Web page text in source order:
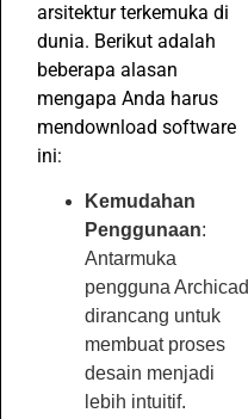
arsitektur terkemuka di
dunia. Berikut adalah
beberapa alasan
mengapa Anda harus
mendownload software
ini:
Kemudahan
Penggunaan:
Antarmuka
pengguna Archicad
dirancang untuk
membuat proses
desain menjadi
lebih intuitif.